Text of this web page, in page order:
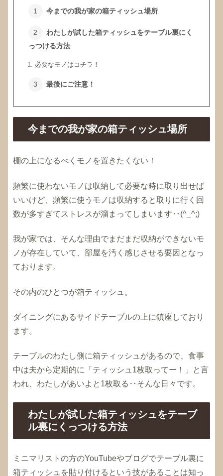
今までの我が家の箱ティッシュ場所
わたしが試した箱ティッシュをテーブル裏にく
っつける方法
必要なモノはコチラ！
最後にご注意！
今までの我が家の箱ティッシュ場所
棚の上になるべくモノを置きたくない！
頻繁に使わないモノは収納して必要な時に取り出せば
いいけど、頻繁に使うモノは収納すると取りに行く回
数が多すぎてストレスが溜まってしまいます‥(^_^;)
我が家では、そんな理由でまだまだ収納ができないモ
ノが存在していて、部屋を汚く感じさせる要因となっ
ております。
その内のひとつが箱ティッシュ。
ダイニングにあるサイドテーブルの上に鎮座しており
ます。
テーブルのわたし側に箱ティッシュがあるので、食事
中は夫から定期的に「ティッシュ1枚取ってー！」と言
われ、わたしがあいよと1枚取る‥そんな日々です。
わたしが試した箱ティッシュをテーブ
ル裏にくっつける方法
ミニマリストの方のYouTubeやブログでテーブル裏に
箱ティッシュを貼り付けるという技があることは知っ